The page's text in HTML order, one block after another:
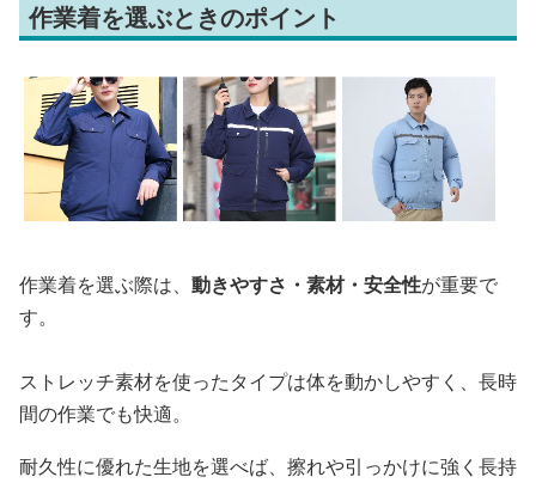
作業着を選ぶときのポイント
作業着を選ぶ際は、 動きやすさ・素材・安全性が重要で
す。
ストレッチ素材を使ったタイプは体を動かしやすく、長時
間の作業でも快適。
耐久性に優れた生地を選べば、擦れや引っかけに強く長持